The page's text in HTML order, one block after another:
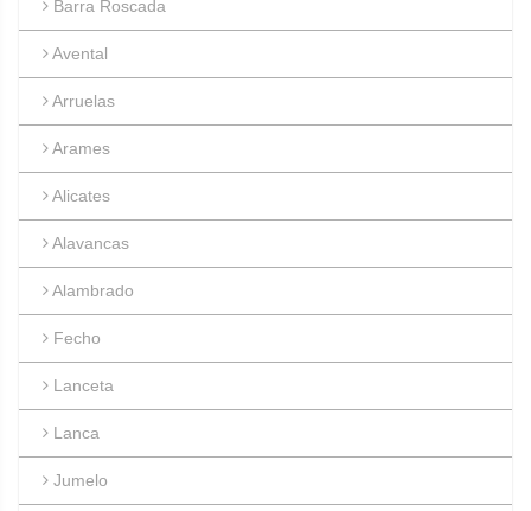
Barra Roscada
Avental
Arruelas
Arames
Alicates
Alavancas
Alambrado
Fecho
Lanceta
Lanca
Jumelo